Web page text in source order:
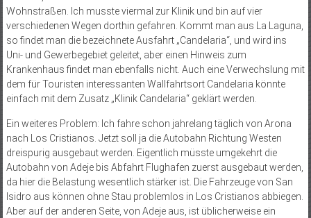
Wohnstraßen. Ich musste viermal zur Klinik und bin auf vier
verschiedenen Wegen dorthin gefahren. Kommt man aus La Laguna,
so findet man die bezeichnete Ausfahrt „Candelaria“, und wird ins
Uni- und Gewerbegebiet geleitet, aber einen Hinweis zum
Krankenhaus findet man ebenfalls nicht. Auch eine Verwechslung mit
dem für Touristen interessanten Wallfahrtsort Candelaria könnte
einfach mit dem Zusatz „Klinik Candelaria“ geklärt werden.
Ein weiteres Problem: Ich fahre schon jahrelang täglich von Arona
nach Los Cristianos. Jetzt soll ja die Autobahn Richtung Westen
dreispurig ausgebaut werden. Eigentlich müsste umgekehrt die
Autobahn von Adeje bis Abfahrt Flughafen zuerst ausgebaut werden,
da hier die Belastung wesentlich stärker ist. Die Fahrzeuge von San
Isidro aus können ohne Stau problemlos in Los Cristianos abbiegen.
Aber auf der anderen Seite, von Adeje aus, ist üblicherweise ein